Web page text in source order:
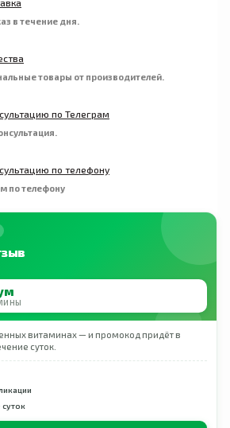
в течение дня.
товары от производителей.
по Телеграм
по телефону
по телефону
витаминах — и промокод придёт в
суток.